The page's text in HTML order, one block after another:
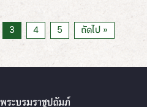
3 4 5 ถัดไป »